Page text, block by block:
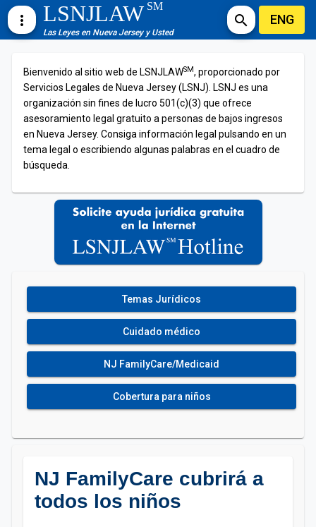
more_vert LSNJLAWSM
Las Leyes en Nueva Jersey y Usted
search ENG
Bienvenido al sitio web de LSNJLAWSM, proporcionado por
Servicios Legales de Nueva Jersey (LSNJ). LSNJ es una
organización sin fines de lucro 501(c)(3) que ofrece
asesoramiento legal gratuito a personas de bajos ingresos
en Nueva Jersey. Consiga información legal pulsando en un
tema legal o escribiendo algunas palabras en el cuadro de
búsqueda.
Temas Jurídicos
Cuidado médico
NJ FamilyCare/Medicaid
Cobertura para niños
NJ FamilyCare cubrirá a
todos los niños